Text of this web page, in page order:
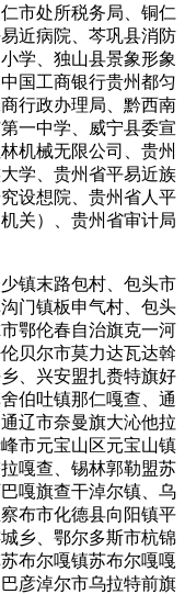
市处所税务局、铜仁
近病院、芩巩县消防
学、独山县景象形象
国工商银行贵州都匀
行政办理局、黔西南
一中学、威宁县委宣
机械无限公司、贵州
学、贵州省平易近族
设想院、贵州省人平
关）、贵州省审计局
镇末路包村、包头市
门镇板申气村、包头
鄂伦春自治旗克一河
贝尔市莫力达瓦达斡
、兴安盟扎赉特旗好
伯吐镇那仁嘎查、通
辽市奈曼旗大沁他拉
市元宝山区元宝山镇
嘎查、锡林郭勒盟苏
嘎旗查干淖尔镇、乌
布市化德县向阳镇平
乡、鄂尔多斯市杭锦
布尔嘎镇苏布尔嘎嘎
彦淖尔市乌拉特前旗